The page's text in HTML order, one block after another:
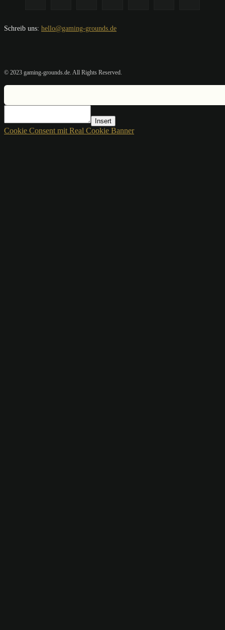
Schreib uns: hello@gaming-grounds.de
© 2023 gaming-grounds.de. All Rights Reserved.
Insert
Cookie Consent mit Real Cookie Banner